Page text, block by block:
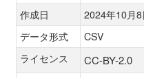
作成日
2024年10月8
データ形式
CSV
ライセンス
CC-BY-2.0